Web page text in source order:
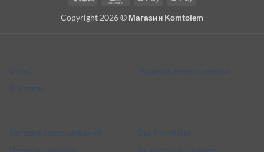
Copyright 2026 © Магазин Komtolem
О нас
Контакты
Редакционная политика
Условия использования
Our Principles